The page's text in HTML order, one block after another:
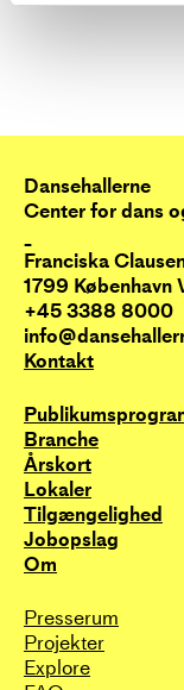
Dansehallerne
Center for dans
_
Franciska
1799 København
+45 3388 8000
Kontakt
Branche
Årskort
Lokaler
Tilgængelighed
Jobopslag
Om
Presserum
Projekter
Explore